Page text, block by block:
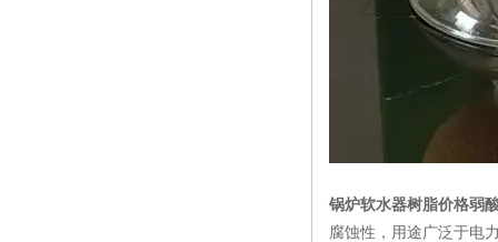
锅炉软水器树脂价格弱
腐蚀性，用途广泛于电